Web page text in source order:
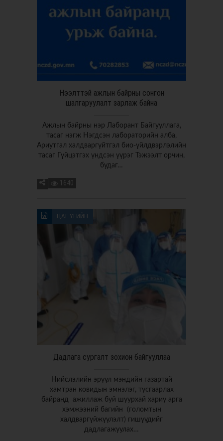
Нээлттэй ажлын байрны сонгон
шалгаруулалт зарлаж байна
Ажлын байрны нэр Лаборант Байгууллага,
тасаг нэгж Нэгдсэн лабораторийн алба,
Ариутгал халдваргүйтгэл био-үйлдвэрлэлийн
тасаг Гүйцэтгэх үндсэн үүрэг Тэжээлт орчин,
будаг…
1640
ЦАГ ҮЕИЙН
Дадлага сургалт зохион байгууллаа
Нийслэлийн эрүүл мэндийн газартай
хамтран ковидын эмнэлэг, тусгаарлах
байранд ажиллаж буй шуурхай хариу арга
хэмжээний багийн (голомтын
халдваргүйжүүлэлт) гишүүдийг
дадлагажуулах…